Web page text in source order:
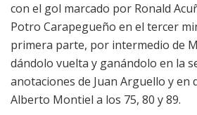
con el gol marcado por Ronald
Potro Carapegueño en el tercer
primera parte, por intermedio de
dándolo vuelta y ganándolo en la
anotaciones de Juan Arguello y en
Alberto Montiel a los 75, 80 y 89.